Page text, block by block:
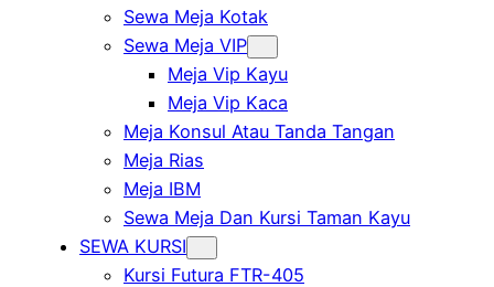
Sewa Meja Kotak
Sewa Meja VIP
Meja Vip Kayu
Meja Vip Kaca
Meja Konsul Atau Tanda Tangan
Meja Rias
Meja IBM
Sewa Meja Dan Kursi Taman Kayu
SEWA KURSI
Kursi Futura FTR-405